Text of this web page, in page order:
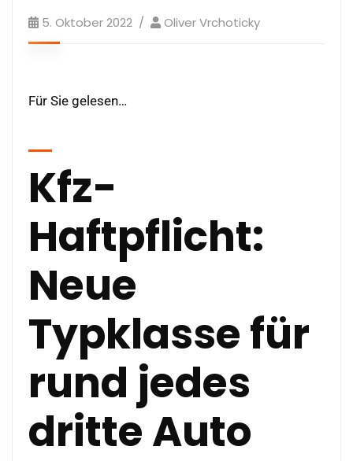
5. Oktober 2022 Oliver Vrchoticky
Für Sie gelesen…
Kfz-
Haftpflicht:
Neue
Typklasse für
rund jedes
dritte Auto